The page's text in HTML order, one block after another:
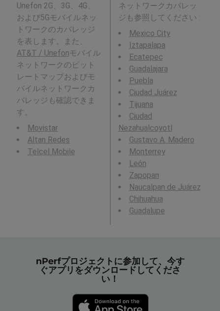
Unefon 2G、3G、4G、
および5Gモバイルネッ
トワークのカバレッジ
を表します。また、
AT&T / Unefonモバイル
ネットワークのビット
レートマップおよびモ
バイルネットワークカ
バレッジも確認できま
す。
Movistar
Altan Redes
Telcel Mobile
ネットワークカバレッ
ジも参照してください :
Mexico City
Iztapalapa
Ecatepec
Guadalajara
Puebla
Ciudad Juárez
Tijuana
Ciudad
Nezahualcoyotl
Gustavo A. Madero
Monterrey
León
Zapopan
Naucalpan de Juárez
Chihuahua
Guadalupe
nPerfプロジェクトに参加して、今す
ぐアプリをダウンロードしてくださ
い！